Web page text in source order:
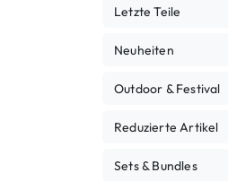
Letzte Teile
Neuheiten
Outdoor & Festival
Reduzierte Artikel
Sets & Bundles